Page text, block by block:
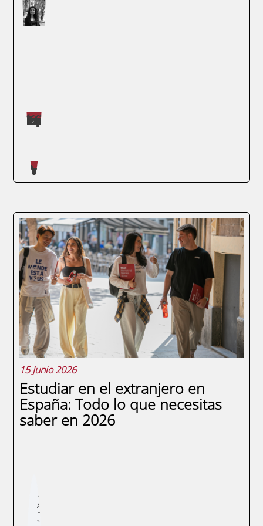
Máster impartidos por Judit López Martínez
Cada vez más empresas descubren, a
menudo de la peor manera posible, que
sus mayores vulnerabilidades no están en
la estrategia ni en el producto: están en las
operaciones del día a día. Un proceso sin
supervisión, un proveedor sin auditar o
un...
15 Junio 2026
Estudiar en el extranjero en
España: Todo lo que necesitas
saber en 2026
Sobrescribir
enlaces
de
ayuda
a
la
E
N
A
E